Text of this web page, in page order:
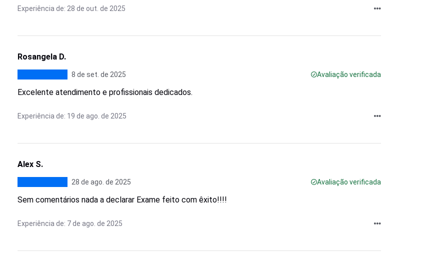
Experiência de: 28 de out. de 2025
Rosangela D.
8 de set. de 2025 Avaliação verificada
Excelente atendimento e profissionais dedicados.
Experiência de: 19 de ago. de 2025
Alex S.
28 de ago. de 2025 Avaliação verificada
Sem comentários nada a declarar Exame feito com êxito!!!!
Experiência de: 7 de ago. de 2025